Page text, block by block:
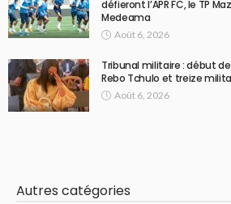
défieront l’APR FC, le TP
Medeama
Août 6, 2026
Tribunal militaire : début
Rebo Tchulo et treize
Août 6, 2026
Autres catégories